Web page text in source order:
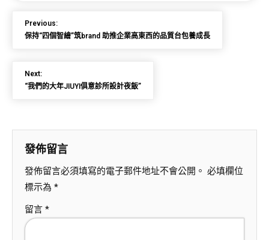
Previous:
保持“四個智繪”筑brand 助推企業高東西的品質台包養成長
Next:
“我們的大年JIUYI俱意診所設計夜飯”
發佈留言
發佈留言必須填寫的電子郵件地址不會公開。 必填欄位
標示為 *
留言 *